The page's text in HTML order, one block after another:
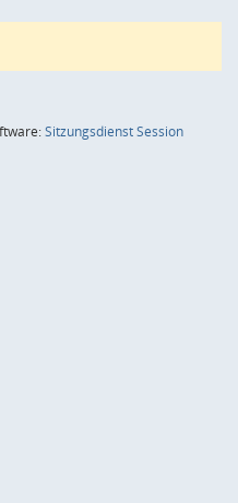
SitzungsdienstSession(Wird in